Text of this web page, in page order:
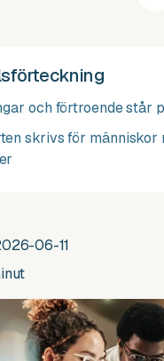
06-11
och förtroende står
skrivs för människor